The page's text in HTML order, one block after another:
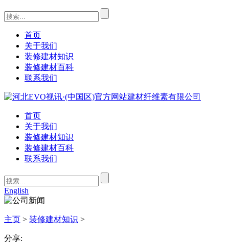
首页
关于我们
装修建材知识
装修建材百科
联系我们
首页
关于我们
装修建材知识
装修建材百科
联系我们
English
主页 > 装修建材知识 >
分享: